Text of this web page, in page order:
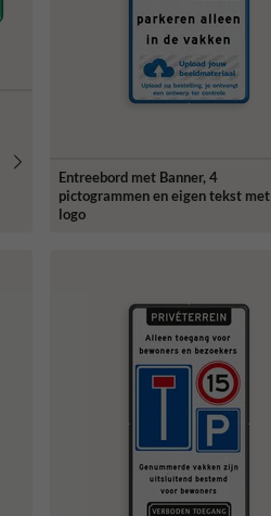
Entreebord met Banner, 4
pictogrammen en eigen tekst met
logo